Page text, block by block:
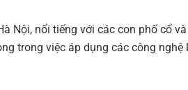
Nội, nổi tiếng với các con phố cổ
trong việc áp dụng các công nghệ